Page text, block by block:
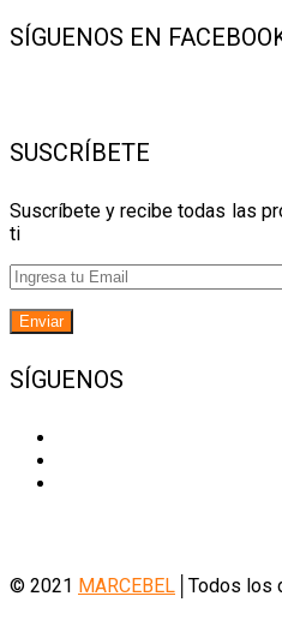
SÍGUENOS EN
SUSCRÍBETE
Suscríbete y recibe todas las
ti
SÍGUENOS
© 2021 MARCEBEL │Todos